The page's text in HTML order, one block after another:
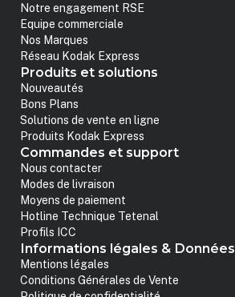
Notre engagement RSE
Equipe commerciale
Nos Marques
Réseau Kodak Express
Produits et solutions
Nouveautés
Bons Plans
Solutions de vente en ligne
Produits Kodak Express
Commandes et support
Nous contacter
Modes de livraison
Moyens de paiement
Hotline Technique Tetenal
Profils ICC
Informations légales & Données
Mentions légales
Conditions Générales de Vente